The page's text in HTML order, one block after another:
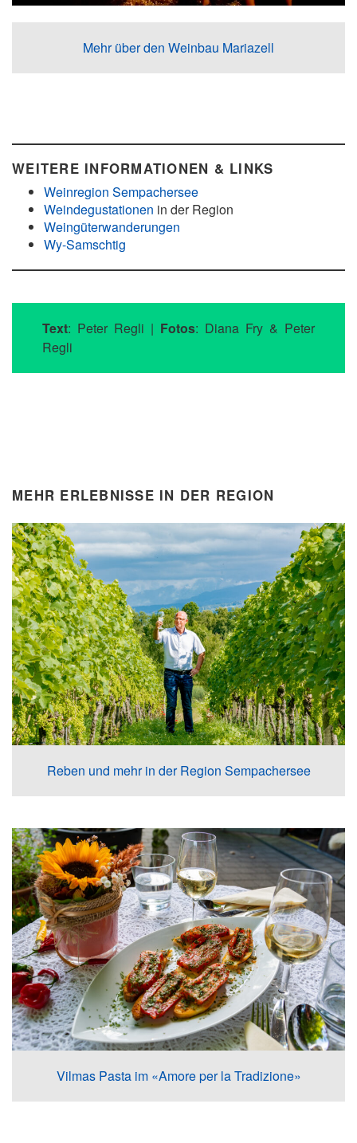
Mehr über den Weinbau Mariazell
WEITERE INFORMATIONEN & LINKS
Weinregion Sempachersee
Weindegustationen in der Region
Weingüterwanderungen
Wy-Samschtig
Text: Peter Regli | Fotos: Diana Fry & Peter
Regli
MEHR ERLEBNISSE IN DER REGION
Reben und mehr in der Region Sempachersee
Vilmas Pasta im «Amore per la Tradizione»